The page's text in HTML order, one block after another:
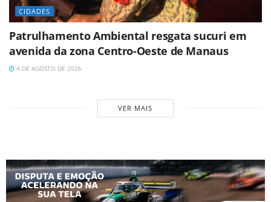
CIDADES
Patrulhamento Ambiental resgata sucuri em
avenida da zona Centro-Oeste de Manaus
4 DE AGOSTO DE 2026
VER MAIS